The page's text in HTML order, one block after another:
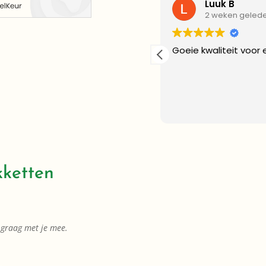
Luuk B
2 weken
Goeie kwaliteit voor
met je mee.